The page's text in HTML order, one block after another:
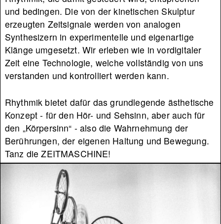
und bedingen. Die von der kinetischen Skulptur
erzeugten Zeitsignale werden von analogen
Synthesizern in experimentelle und eigenartige
Klänge umgesetzt. Wir erleben wie in vordigitaler
Zeit eine Technologie, welche vollständig von uns
verstanden und kontrolliert werden kann.
Rhythmik bietet dafür das grundlegende ästhetische
Konzept - für den Hör- und Sehsinn, aber auch für
den „Körpersinn“ - also die Wahrnehmung der
Berührungen, der eigenen Haltung und Bewegung.
Tanz die ZEITMASCHINE!